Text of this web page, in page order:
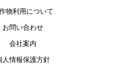
物利用について
お問い合わせ
会社案内
人情報保護方針